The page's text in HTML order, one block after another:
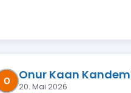
Onur Kaan
20. Mai 2026